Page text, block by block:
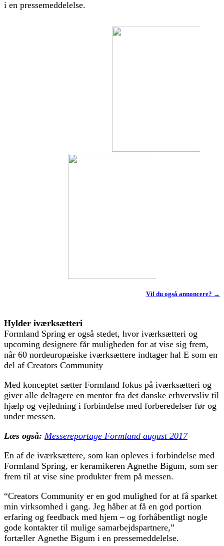
i en pressemeddelelse.
Vil du også annoncere? →
Hylder iværksætteri
Formland Spring er også stedet, hvor iværksætteri og
upcoming designere får muligheden for at vise sig frem,
når 60 nordeuropæiske iværksættere indtager hal E som en
del af Creators Community
Med konceptet sætter Formland fokus på iværksætteri og
giver alle deltagere en mentor fra det danske erhvervsliv til
hjælp og vejledning i forbindelse med forberedelser før og
under messen.
Læs også: Messereportage Formland august 2017
En af de iværksættere, som kan opleves i forbindelse med
Formland Spring, er keramikeren Agnethe Bigum, som ser
frem til at vise sine produkter frem på messen.
“Creators Community er en god mulighed for at få sparket
min virksomhed i gang. Jeg håber at få en god portion
erfaring og feedback med hjem – og forhåbentligt nogle
gode kontakter til mulige samarbejdspartnere,”
fortæller Agnethe Bigum i en pressemeddelelse.